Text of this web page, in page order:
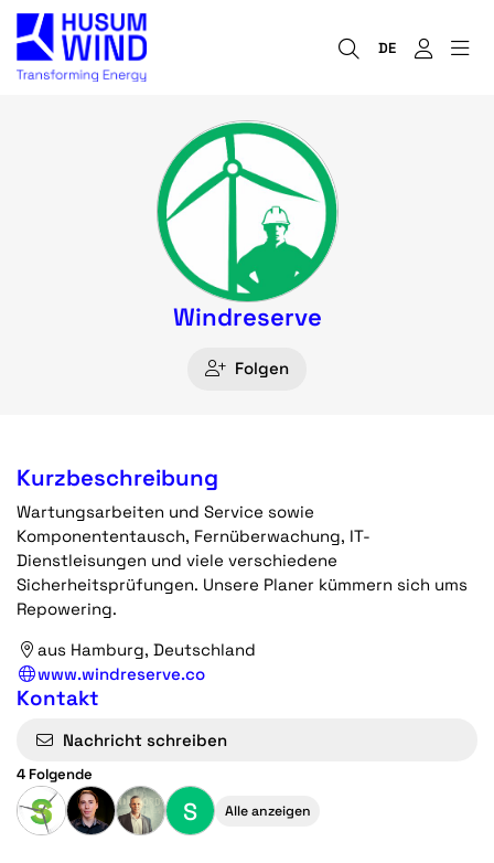
DE
Windreserve
Folgen
Kurzbeschreibung
Wartungsarbeiten und Service sowie
Komponententausch, Fernüberwachung, IT-
Dienstleisungen und viele verschiedene
Sicherheitsprüfungen. Unsere Planer kümmern sich ums
Repowering.
aus Hamburg, Deutschland
www.windreserve.co
Kontakt
Nachricht schreiben
4 Folgende
S Alle anzeigen